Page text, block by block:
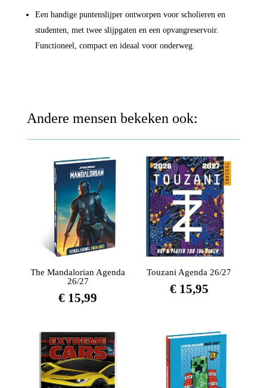
Een handige puntenslijper ontworpen voor scholieren en
studenten, met twee slijpgaten en een opvangreservoir.
Functioneel, compact en ideaal voor onderweg.
Andere mensen bekeken ook:
The Mandalorian Agenda
26/27
€ 15,99
Touzani Agenda 26/27
€15,95